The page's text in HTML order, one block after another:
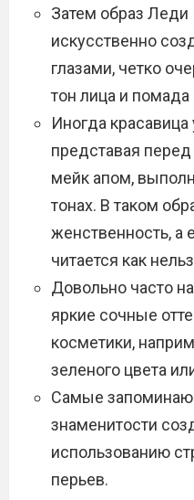
Затем образ Леди
искусственно
глазами, четко
тон лица и помада
Иногда
представая
мейк апом,
тонах. В таком
женственность, а
читается как
Довольно часто
яркие сочные
косметики,
зеленого цвета
Самые
знаменитости
использованию
перьев.